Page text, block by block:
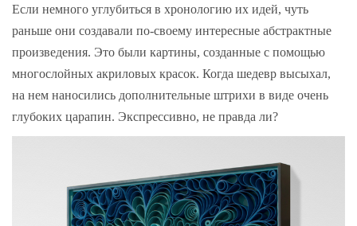
Если немного углубиться в хронологию их идей, чуть
раньше они создавали по-своему интересные абстрактные
произведения. Это были картины, созданные с помощью
многослойных акриловых красок. Когда шедевр высыхал,
на нем наносились дополнительные штрихи в виде очень
глубоких царапин. Экспрессивно, не правда ли?